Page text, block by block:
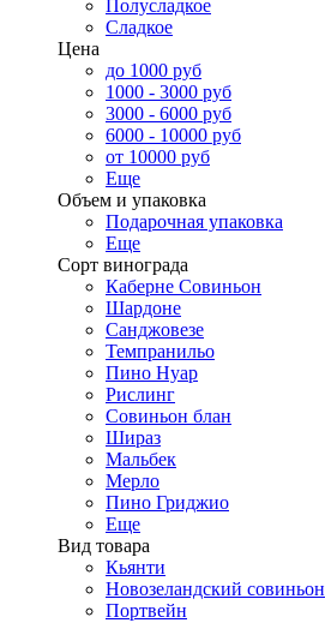
Полусладкое
Сладкое
Цена
до 1000 руб
1000 - 3000 руб
3000 - 6000 руб
6000 - 10000 руб
от 10000 руб
Еще
Объем и упаковка
Подарочная упаковка
Еще
Сорт винограда
Каберне Совиньон
Шардоне
Санджовезе
Темпранильо
Пино Нуар
Рислинг
Совиньон блан
Шираз
Мальбек
Мерло
Пино Гриджио
Еще
Вид товара
Кьянти
Новозеландский совиньон
Портвейн